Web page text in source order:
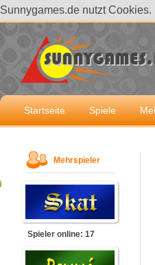
Sunnygames.de nutzt
Startseite Spiele
Mehrspieler
Spieler online: 17